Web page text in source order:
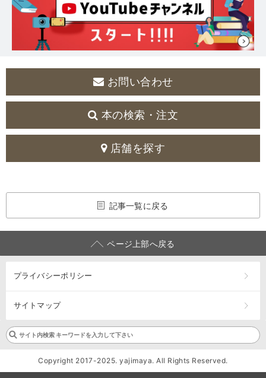
お問い合わせ
本の検索・注文
店舗を探す
記事一覧に戻る
ページ上部へ戻る
プライバシーポリシー
サイトマップ
Copyright 2017-2025. yajimaya. All Rights Reserved.